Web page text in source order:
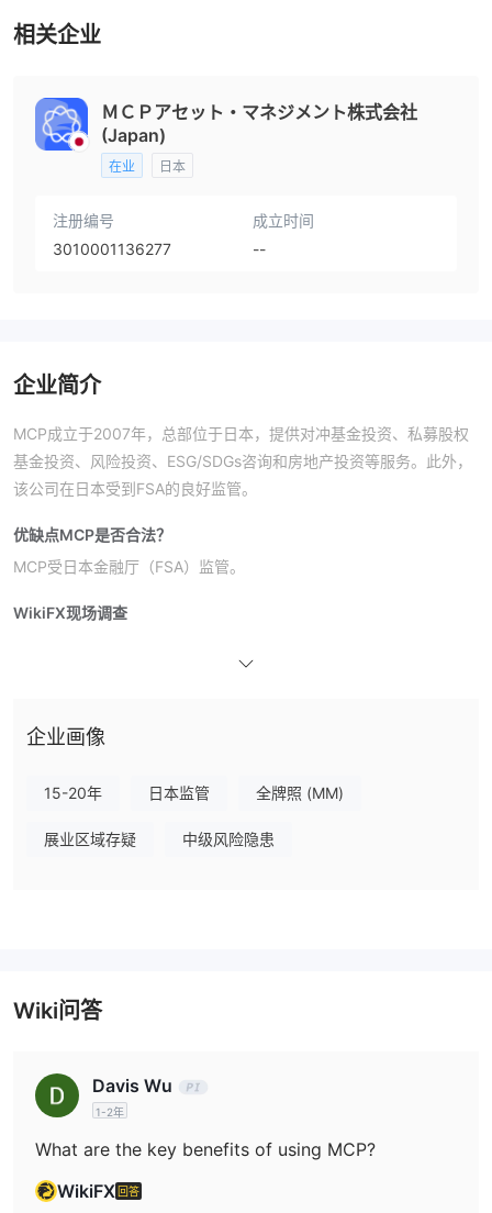
相关企业
ＭＣＰアセット・マネジメント株式会社
(Japan)
在业 日本
注册编号
3010001136277
成立时间
--
企业简介
MCP成立于2007年，总部位于日本，提供对冲基金投资、私募股权
基金投资、风险投资、ESG/SDGs咨询和房地产投资等服务。此外，
该公司在日本受到FSA的良好监管。
优缺点MCP是否合法？
MCP受日本金融厅（FSA）监管。
WikiFX现场调查
MCP提供多种服务，包括对冲基金投资、私募股权基金投资、风险
企业画像
15-20年 日本监管 全牌照 (MM)
展业区域存疑 中级风险隐患
Wiki问答
Davis Wu
1-2年
What are the key benefits of using MCP?
WikiFX 回答